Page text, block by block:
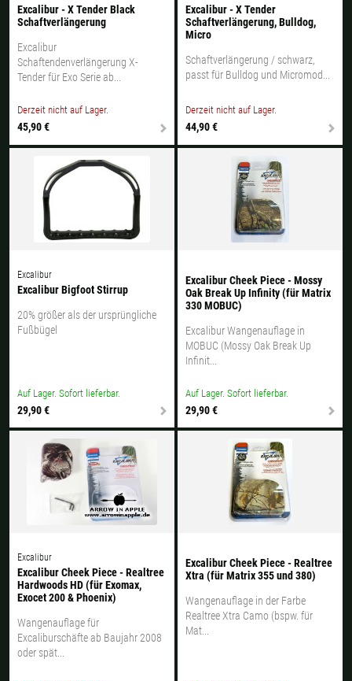
Excalibur - X Tender Black
Schaftverlängerung
Excalibur
Schaftendenverlängerung X-
Tender für Exo Serie ab...
Derzeit nicht auf Lager.
45,90 €
Excalibur - X Tender
Schaftverlängerung, Bulldog,
Micro
Schaftverlängerung / schwarz,
passt für Bulldog und Micromod...
Derzeit nicht auf Lager.
44,90 €
Excalibur
Excalibur Bigfoot Stirrup
20% größer als der ursprüngliche
Fußbügel
Auf Lager. Sofort lieferbar.
29,90 €
Excalibur Cheek Piece - Mossy
Oak Break Up Infinity (für Matrix
330 MOBUC)
Excalibur Wangenauflage in
MOBUC (Mossy Oak Break Up
Infinit...
Auf Lager. Sofort lieferbar.
29,90 €
Excalibur
Excalibur Cheek Piece - Realtree
Hardwoods HD (für Exomax,
Exocet 200 & Phoenix)
Wangenauflage für
Excaliburschäfte ab Baujahr 2008
oder spät...
Excalibur Cheek Piece - Realtree
Xtra (für Matrix 355 und 380)
Wangenauflage in der Farbe
Realtree Xtra Camo (bspw. für
Mat...